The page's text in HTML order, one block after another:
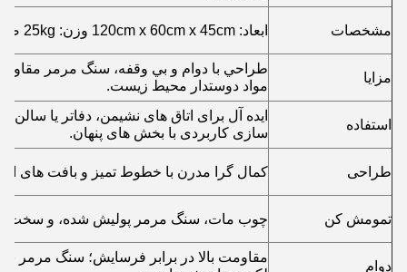
مشخصات ابعاد: 120cm x 60cm x 45cm وزن: 25kg ضخامت مرمر: 2cm
مزایا
طراحي با دوام و بي وقفه، سنگ مرمر مقاوم
مواد دوستدار محیط زیست.
استفاده
ایده آل برای اتاق های نشیمن، دفاتر یا سالن
سازی کاربردی با بخش های پنهان.
طراحی کمال گرا مدرن با خطوط تمیز و بافت های
تمومش کن چوب مات، سنگ مرمر پولیش شده، و سخت
دوام
مقاومت بالا در برابر فرسایش؛ سنگ مرمر